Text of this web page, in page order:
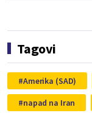
Tagovi
Amerika (SAD)
napad na Iran